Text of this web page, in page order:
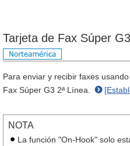
Tarjeta de Fax Súper
Para enviar y recibir faxes
Fax Súper G3 2ª Línea.
NOTA
La función "On-Hook" solo